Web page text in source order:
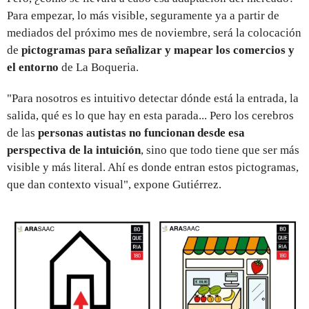
Para empezar, lo más visible, seguramente ya a partir de
mediados del próximo mes de noviembre, será la colocación
de pictogramas para señalizar y mapear los comercios y
el entorno de La Boqueria.
"Para nosotros es intuitivo detectar dónde está la entrada, la
salida, qué es lo que hay en esta parada... Pero los cerebros
de las personas autistas no funcionan desde esa
perspectiva de la intuición, sino que todo tiene que ser más
visible y más literal. Ahí es donde entran estos pictogramas,
que dan contexto visual", expone Gutiérrez.